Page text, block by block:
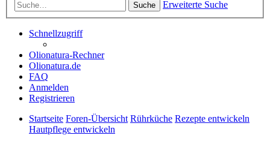
Suche Erweiterte Suche
Schnellzugriff
Olionatura-Rechner
Olionatura.de
FAQ
Anmelden
Registrieren
Startseite Foren-Übersicht Rührküche Rezepte entwickeln
Hautpflege entwickeln